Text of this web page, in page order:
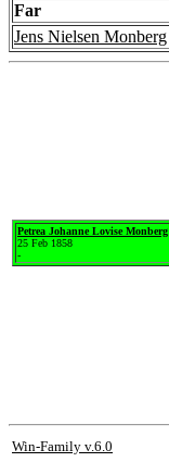
Far
Jens Nielsen Monberg
Petrea Johanne Lovise Monberg
25 Feb 1858
-
Win-Family v.6.0